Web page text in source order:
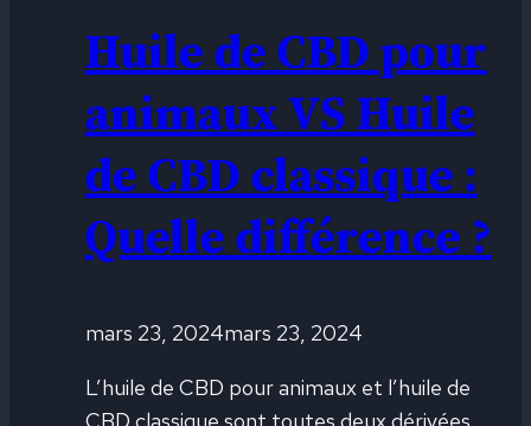
Huile de CBD pour
animaux VS Huile
de CBD classique :
Quelle différence ?
mars 23, 2024mars 23, 2024
L’huile de CBD pour animaux et l’huile de